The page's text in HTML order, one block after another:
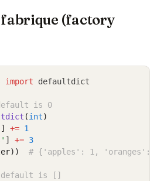
fabrique (factory
import defaultdict
is 0
(int)
] += 1
] += 3
# {'apples': 1, 'oranges': 3}
is []